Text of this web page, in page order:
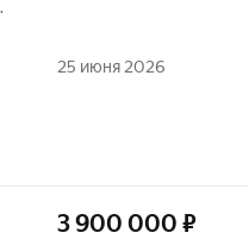
25 июня 2026
3 900 000 ₽